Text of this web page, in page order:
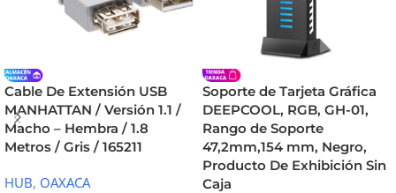
Cable De Extensión USB
MANHATTAN / Versión 1.1 /
Macho – Hembra / 1.8
Metros / Gris / 165211
HUB, OAXACA
Soporte de Tarjeta Gráfica
DEEPCOOL, RGB, GH-01,
Rango de Soporte
47,2mm,154 mm, Negro,
Producto De Exhibición Sin
Caja